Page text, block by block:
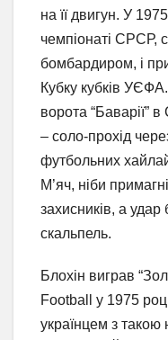
на її двигун. У
чемпіонаті СРСР,
бомбардиром, і
Кубку кубків
ворота “Баварії”
– соло-прохід
футбольних
М’яч, ніби
захисників, а удар
скальпель.
Блохін виграв
Football у 1975
українцем з такою